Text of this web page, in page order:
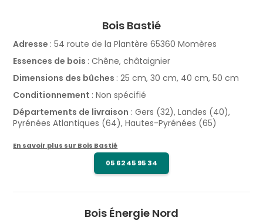
Bois Bastié
Adresse : 54 route de la Plantère 65360 Momères
Essences de bois : Chêne, châtaignier
Dimensions des bûches : 25 cm, 30 cm, 40 cm, 50 cm
Conditionnement : Non spécifié
Départements de livraison : Gers (32), Landes (40),
Pyrénées Atlantiques (64), Hautes-Pyrénées (65)
En savoir plus sur Bois Bastié
05 62 45 95 34
Bois Énergie Nord